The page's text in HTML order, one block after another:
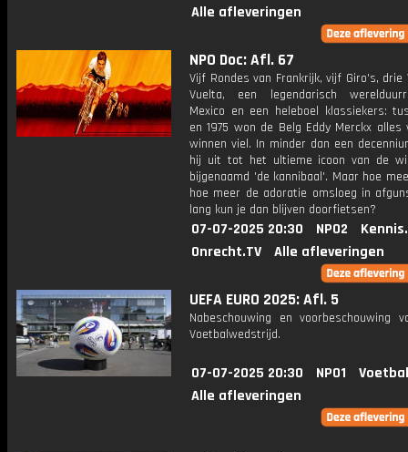
Alle afleveringen
NPO Doc: Afl. 67
Vijf Rondes van Frankrijk, vijf Giro's, drie
Vuelta, een legendarisch
Mexico en een heleboel klassiekers:
en 1975 won de Belg Eddy Merckx
winnen viel. In minder dan een
hij uit tot het ultieme icoon van de
bijgenaamd 'de kannibaal'. Maar hoe
hoe meer de adoratie omsloeg in
lang kun je dan blijven doorfietsen?
07-07-2025 20:30 NPO2
Onrecht.TV
Alle afleveringen
UEFA EURO 2025: Afl. 5
Nabeschouwing en voorbeschouwing
Voetbalwedstrijd.
07-07-2025 20:30 NPO1
Alle afleveringen